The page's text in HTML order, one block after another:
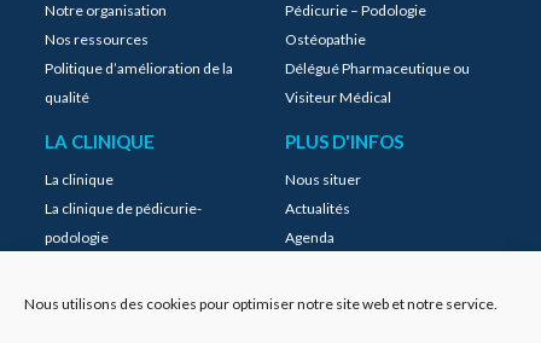
Nous utilisons des cookies pour optimiser notre site web et notre service.
Notre organisation
Nos ressources
Politique d’amélioration de la
qualité
Pédicurie – Podologie
Ostéopathie
Délégué Pharmaceutique ou
Visiteur Médical
LA CLINIQUE
La clinique
La clinique de pédicurie-
podologie
PLUS D'INFOS
Nous situer
Actualités
Agenda
MyEFOM